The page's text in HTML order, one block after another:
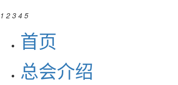
1 2 3 4 5
首页
总会介绍